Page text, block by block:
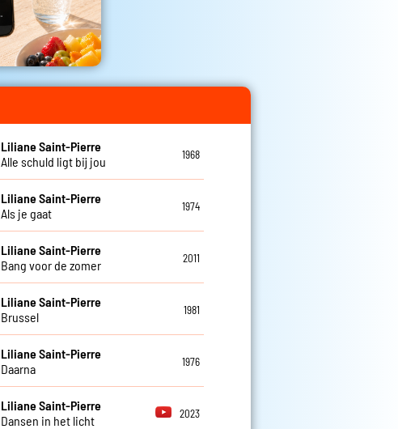
Liliane Saint-Pierre
Alle schuld ligt bij jou
1968
Liliane Saint-Pierre
Als je gaat
1974
Liliane Saint-Pierre
Bang voor de zomer
2011
Liliane Saint-Pierre
Brussel
1981
Liliane Saint-Pierre
Daarna
1976
Liliane Saint-Pierre
Dansen in het licht
2023